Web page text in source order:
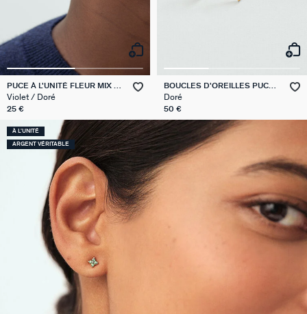
PUCE À L'UNITÉ FLEUR MIX &
MATCH
Violet / Doré
25 €
BOUCLES D'OREILLES PUCES
COEURS PANGEA
Doré
50 €
À L'UNITÉ
ARGENT VÉRITABLE